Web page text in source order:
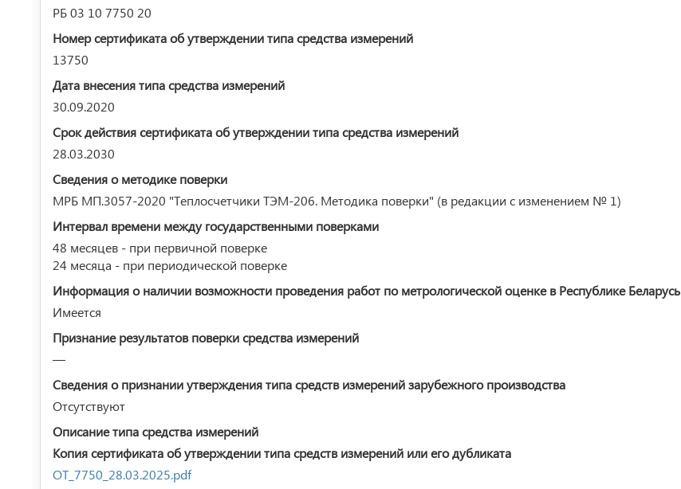
РБ 03 10 7750 20
Номер сертификата об утверждении типа средства измерений
13750
Дата внесения типа средства измерений
30.09.2020
Срок действия сертификата об утверждении типа средства измерений
28.03.2030
Сведения о методике поверки
МРБ МП.3057-2020 "Теплосчетчики ТЭМ-206. Методика поверки" (в редакции с изменением № 1)
Интервал времени между государственными поверками
48 месяцев - при первичной поверке
24 месяца - при периодической поверке
Информация о наличии возможности проведения работ по метрологической оценке в Республике Беларусь
Имеется
Признание результатов поверки средства измерений
—
Сведения о признании утверждения типа средств измерений зарубежного производства
Отсутствуют
Описание типа средства измерений
Копия сертификата об утверждении типа средств измерений или его дубликата
ОТ_7750_28.03.2025.pdf